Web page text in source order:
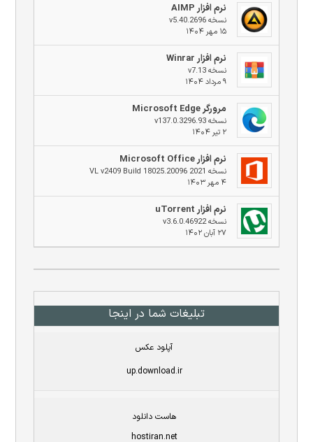
نرم افزار AIMP
نسخه v5.40.2696
۱۵ مهر ۱۴۰۴
نرم افزار Winrar
نسخه v7.13
۹ مرداد ۱۴۰۴
مرورگر Microsoft Edge
نسخه v137.0.3296.93
۲ تیر ۱۴۰۴
نرم افزار Microsoft Office
نسخه 2021 VL v2409 Build 18025.20096
۴ مهر ۱۴۰۳
نرم افزار uTorrent
نسخه v3.6.0.46922
۲۷ آبان ۱۴۰۲
تبلیغات شما در اینجا
آپلود عکس
up.download.ir
هاست دانلود
hostiran.net